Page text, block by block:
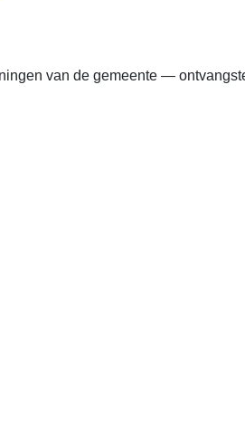
van de gemeente —